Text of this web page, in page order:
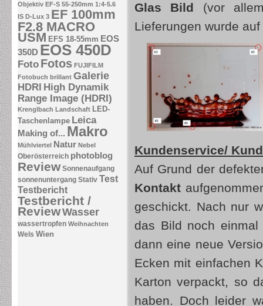
Objektiv EF-S 55-250mm 1:4-5.6
IS D-Lux 3 EF 100mm
F2.8 MACRO
USM EFS 18-55mm EOS
350D EOS 450D
Foto Fotos FUJIFILM
Fotobuch brillant Galerie
HDRI High Dynamik
Range Image (HDRI)
Krenglbach Landschaft LED-
Taschenlampe Leica
Making of... Makro
Mühlviertel Natur Nebel
Oberösterreich photoblog
Review Sonnenaufgang
sonnenuntergang Stativ Test
Testbericht
Testbericht /
ReviewWasser
wassertropfen Weihnachten
Wels Wien
Glas Bild (vor
Lieferungen wurde
Kundenservice/
Auf Grund der
Kontakt
geschickt. Nach nur
das Bild noch
dann eine neue
Ecken mit einfachen
Karton verpackt, so
haben. Doch leider